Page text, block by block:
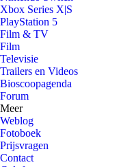
Xbox Series X|S
PlayStation 5
Film & TV
Film
Televisie
Trailers en Videos
Bioscoopagenda
Forum
Meer
Weblog
Fotoboek
Prijsvragen
Contact